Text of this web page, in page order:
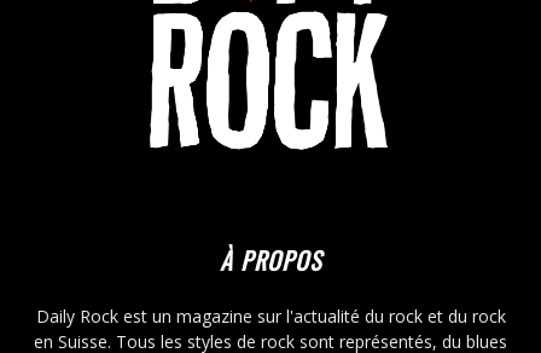
À PROPOS
Daily Rock est un magazine sur l'actualité du rock et du rock
en Suisse. Tous les styles de rock sont représentés, du blues